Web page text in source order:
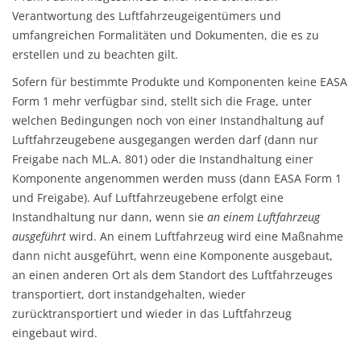
Verantwortung des Luftfahrzeugeigentümers und
umfangreichen Formalitäten und Dokumenten, die es zu
erstellen und zu beachten gilt.
Sofern für bestimmte Produkte und Komponenten keine EASA
Form 1 mehr verfügbar sind, stellt sich die Frage, unter
welchen Bedingungen noch von einer Instandhaltung auf
Luftfahrzeugebene ausgegangen werden darf (dann nur
Freigabe nach ML.A. 801) oder die Instandhaltung einer
Komponente angenommen werden muss (dann EASA Form 1
und Freigabe). Auf Luftfahrzeugebene erfolgt eine
Instandhaltung nur dann, wenn sie an einem Luftfahrzeug
ausgeführt wird. An einem Luftfahrzeug wird eine Maßnahme
dann nicht ausgeführt, wenn eine Komponente ausgebaut,
an einen anderen Ort als dem Standort des Luftfahrzeuges
transportiert, dort instandgehalten, wieder
zurücktransportiert und wieder in das Luftfahrzeug
eingebaut wird.